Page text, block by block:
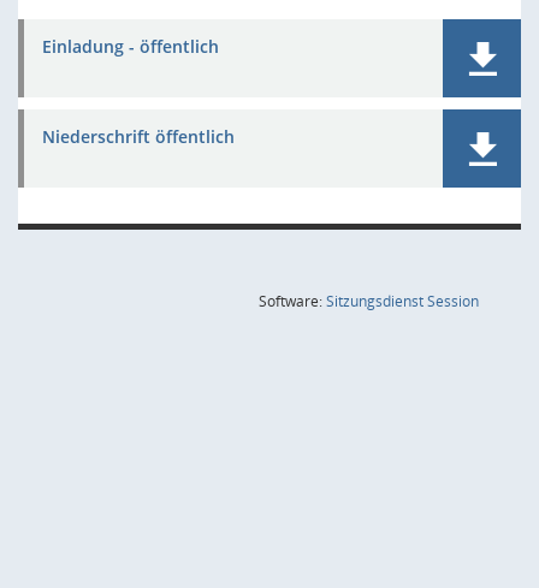
Einladung - öffentlich
Niederschrift öffentlich
Software:SitzungsdienstSession(Wird in